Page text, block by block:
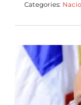
Categories: